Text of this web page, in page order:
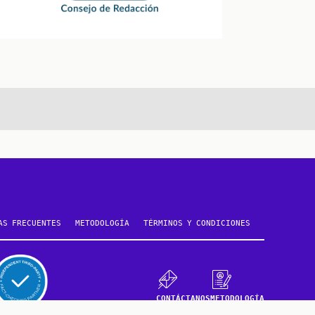
FRECUENTES METODOLOGÍA TÉRMINOS Y CONDICIONES
CONTÁCTANOSMETODOLOGÍA